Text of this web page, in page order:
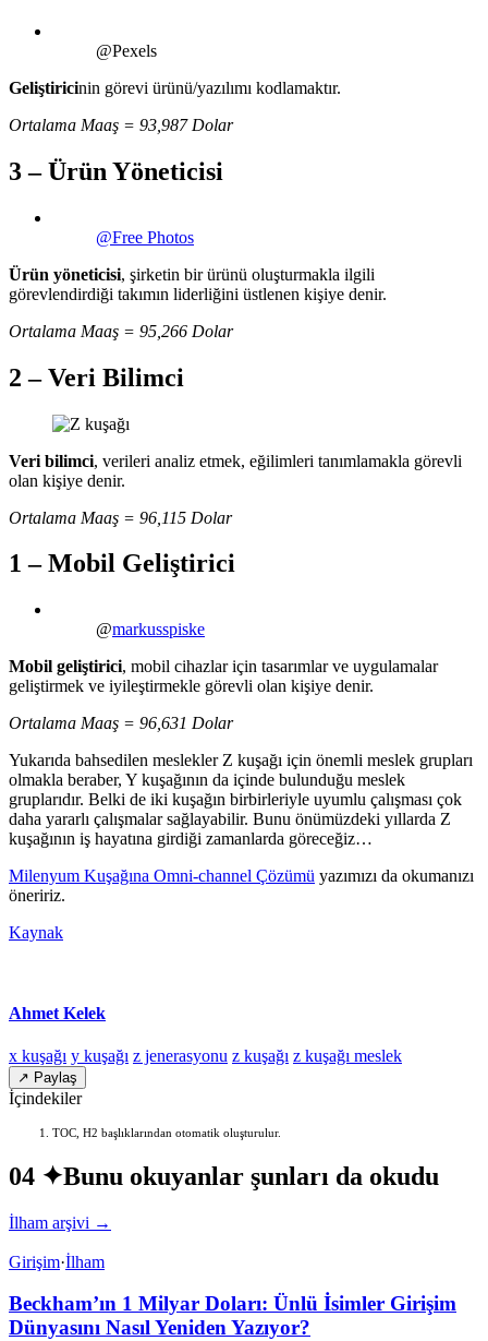
@Pexels
Geliştiricinin görevi ürünü/yazılımı kodlamaktır.
Ortalama Maaş = 93,987 Dolar
3 – Ürün Yöneticisi
@Free Photos
Ürün yöneticisi, şirketin bir ürünü oluşturmakla ilgili
görevlendirdiği takımın liderliğini üstlenen kişiye denir.
Ortalama Maaş = 95,266 Dolar
2 – Veri Bilimci
Veri bilimci, verileri analiz etmek, eğilimleri tanımlamakla görevli
olan kişiye denir.
Ortalama Maaş = 96,115 Dolar
1 – Mobil Geliştirici
@markusspiske
Mobil geliştirici, mobil cihazlar için tasarımlar ve uygulamalar
geliştirmek ve iyileştirmekle görevli olan kişiye denir.
Ortalama Maaş = 96,631 Dolar
Yukarıda bahsedilen meslekler Z kuşağı için önemli meslek grupları
olmakla beraber, Y kuşağının da içinde bulunduğu meslek
gruplarıdır. Belki de iki kuşağın birbirleriyle uyumlu çalışması çok
daha yararlı çalışmalar sağlayabilir. Bunu önümüzdeki yıllarda Z
kuşağının iş hayatına girdiği zamanlarda göreceğiz…
Milenyum Kuşağına Omni-channel Çözümü yazımızı da okumanızı
öneririz.
Kaynak
Ahmet Kelek
x kuşağı y kuşağı z jenerasyonu z kuşağı z kuşağı meslek
↗ Paylaş
İçindekiler
TOC, H2 başlıklarından otomatik oluşturulur.
04 ✦Bunu okuyanlar şunları da okudu
İlham arşivi →
Girişim·İlham
Beckham’ın 1 Milyar Doları: Ünlü İsimler Girişim
Dünyasını Nasıl Yeniden Yazıyor?